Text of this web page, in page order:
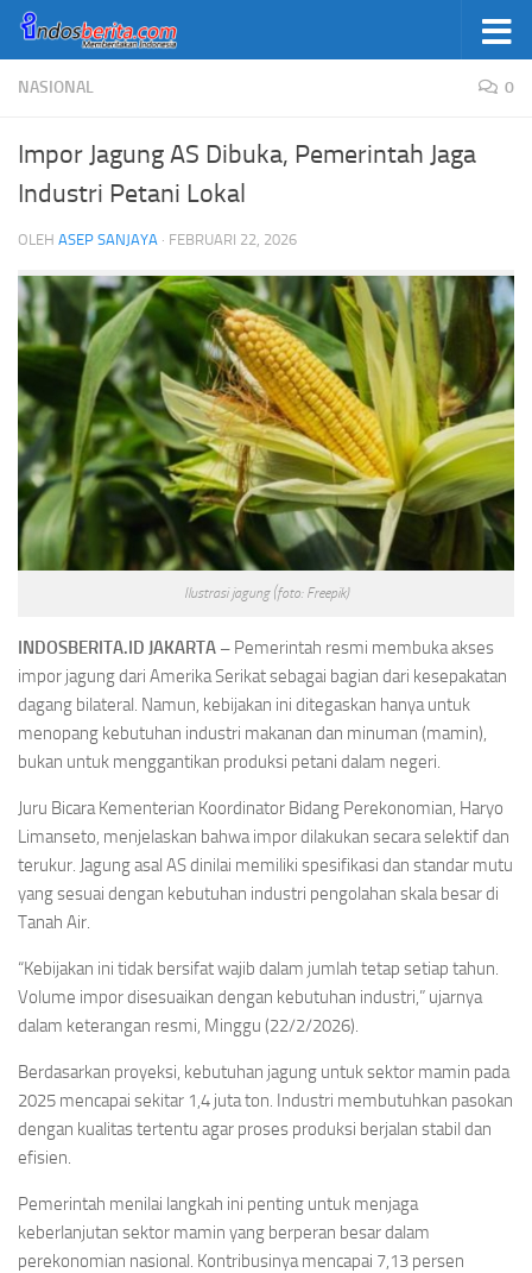
Skip to content
NASIONAL 0
Impor Jagung AS Dibuka, Pemerintah Jaga
Industri Petani Lokal
OLEH ASEP SANJAYA · FEBRUARI 22, 2026
Ilustrasi jagung (foto: Freepik)
INDOSBERITA.ID JAKARTA – Pemerintah resmi membuka akses
impor jagung dari Amerika Serikat sebagai bagian dari kesepakatan
dagang bilateral. Namun, kebijakan ini ditegaskan hanya untuk
menopang kebutuhan industri makanan dan minuman (mamin),
bukan untuk menggantikan produksi petani dalam negeri.
Juru Bicara Kementerian Koordinator Bidang Perekonomian, Haryo
Limanseto, menjelaskan bahwa impor dilakukan secara selektif dan
terukur. Jagung asal AS dinilai memiliki spesifikasi dan standar mutu
yang sesuai dengan kebutuhan industri pengolahan skala besar di
Tanah Air.
“Kebijakan ini tidak bersifat wajib dalam jumlah tetap setiap tahun.
Volume impor disesuaikan dengan kebutuhan industri,” ujarnya
dalam keterangan resmi, Minggu (22/2/2026).
Berdasarkan proyeksi, kebutuhan jagung untuk sektor mamin pada
2025 mencapai sekitar 1,4 juta ton. Industri membutuhkan pasokan
dengan kualitas tertentu agar proses produksi berjalan stabil dan
efisien.
Pemerintah menilai langkah ini penting untuk menjaga
keberlanjutan sektor mamin yang berperan besar dalam
perekonomian nasional. Kontribusinya mencapai 7,13 persen